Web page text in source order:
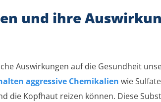
und ihre
Auswirkungen auf die Gesundheit
aggressive Chemikalien wie
die Kopfhaut reizen können. Diese